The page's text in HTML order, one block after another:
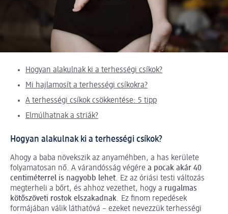
Hogyan alakulnak ki a terhességi csíkok?
Mi hajlamosít a terhességi csíkokra?
A terhességi csíkok csökkentése: 5 tipp
Elmúlhatnak a striák?
Hogyan alakulnak ki a terhességi csíkok?
Ahogy a baba növekszik az anyaméhben, a has kerülete
folyamatosan nő. A várandósság végére a pocak akár 40
centiméterrel is nagyobb lehet. Ez az óriási testi változás
megterheli a bőrt, és ahhoz vezethet, hogy a rugalmas
kötőszöveti rostok elszakadnak. Ez finom repedések
formájában válik láthatóvá – ezeket nevezzük terhességi